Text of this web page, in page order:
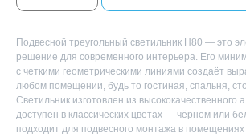
Подвесной треугольный светильник H80 — это
решение для современного интерьера. Его
с четкими геометрическими линиями создаёт
любом помещении, будь то гостиная, спальня,
Светильник изготовлен из высококачественного
доступен в классических цветах — чёрном или
подходит для подвесного монтажа в